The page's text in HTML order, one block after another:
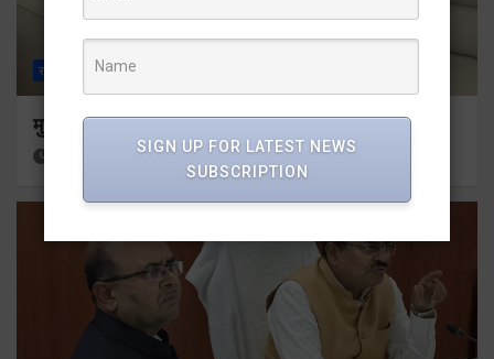
राज्य देहरादून
मुख्यमंत्री से महानिदेशक एनसीसी ने की शिष्टाचार भेंट
Viri Gairola
SIGN UP FOR LATEST NEWS
SUBSCRIPTION